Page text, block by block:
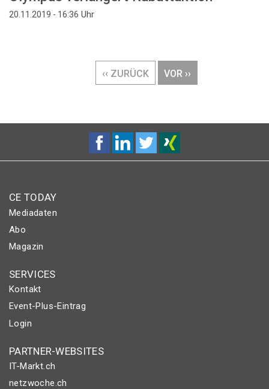
20.11.2019 - 16:36 Uhr
VORHERIGE
SEITE
‹‹ ZURÜCK
NÄCHSTE
SEITE
VOR ››
CE TODAY
Mediadaten
Abo
Magazin
SERVICES
Kontakt
Event-Plus-Eintrag
Login
PARTNER-WEBSITES
IT-Markt.ch
netzwoche.ch